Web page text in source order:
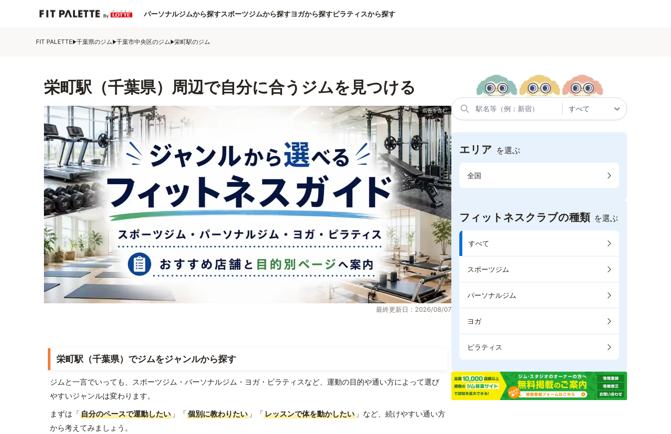
パーソナルジムから探すスポーツジムから探すヨガから探すピラティスから探す
FIT PALETTE 千葉県のジム 千葉市中央区のジム 栄町駅のジム
栄町駅（千葉県）周辺で自分に合うジムを見つける
最終更新日：2026/08/07
栄町駅（千葉県）でジムをジャンルから探す
ジムと一言でいっても、スポーツジム・パーソナルジム・ヨガ・ピラティスなど、運動の目的や通い方によって選び
やすいジャンルは変わります。
まずは「自分のペースで運動したい 」「個別に教わりたい 」「レッスンで体を動かしたい 」など、続けやすい通い方
から考えてみましょう。
エリア を選ぶ
全国
フィットネスクラブの種類 を選ぶ
すべて
スポーツジム
パーソナルジム
ヨガ
ピラティス